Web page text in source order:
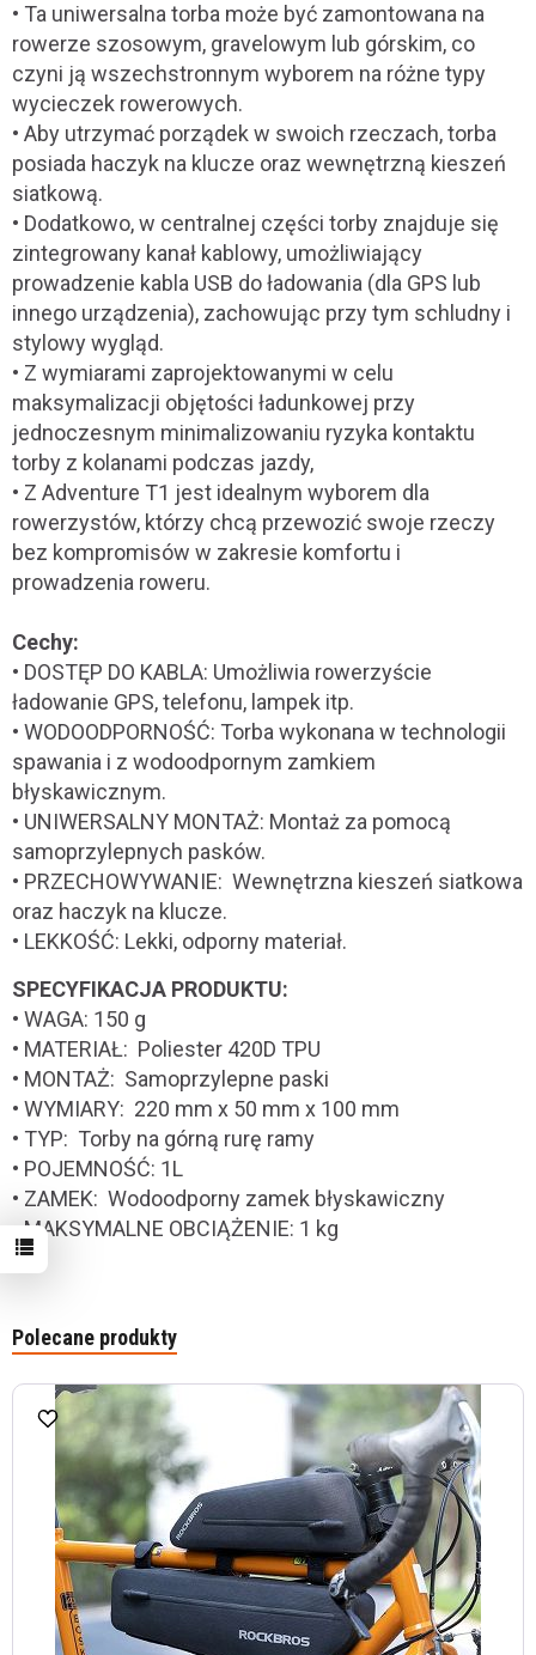
• Ta uniwersalna torba może być zamontowana na
rowerze szosowym, gravelowym lub górskim, co
czyni ją wszechstronnym wyborem na różne typy
wycieczek rowerowych.
• Aby utrzymać porządek w swoich rzeczach, torba
posiada haczyk na klucze oraz wewnętrzną kieszeń
siatkową.
• Dodatkowo, w centralnej części torby znajduje się
zintegrowany kanał kablowy, umożliwiający
prowadzenie kabla USB do ładowania (dla GPS lub
innego urządzenia), zachowując przy tym schludny i
stylowy wygląd.
• Z wymiarami zaprojektowanymi w celu
maksymalizacji objętości ładunkowej przy
jednoczesnym minimalizowaniu ryzyka kontaktu
torby z kolanami podczas jazdy,
• Z Adventure T1 jest idealnym wyborem dla
rowerzystów, którzy chcą przewozić swoje rzeczy
bez kompromisów w zakresie komfortu i
prowadzenia roweru.
Cechy:
• DOSTĘP DO KABLA: Umożliwia rowerzyście
ładowanie GPS, telefonu, lampek itp.
• WODOODPORNOŚĆ: Torba wykonana w technologii
spawania i z wodoodpornym zamkiem
błyskawicznym.
• UNIWERSALNY MONTAŻ: Montaż za pomocą
samoprzylepnych pasków.
• PRZECHOWYWANIE: Wewnętrzna kieszeń siatkowa
oraz haczyk na klucze.
• LEKKOŚĆ: Lekki, odporny materiał.
SPECYFIKACJA PRODUKTU:
• WAGA: 150 g
• MATERIAŁ: Poliester 420D TPU
• MONTAŻ: Samoprzylepne paski
• WYMIARY: 220 mm x 50 mm x 100 mm
• TYP: Torby na górną rurę ramy
• POJEMNOŚĆ: 1L
• ZAMEK: Wodoodporny zamek błyskawiczny
• MAKSYMALNE OBCIĄŻENIE: 1 kg
Polecane produkty